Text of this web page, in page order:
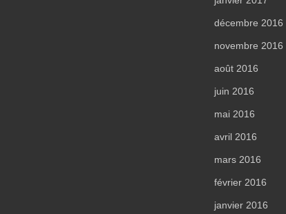
décembre 2016
novembre 2016
août 2016
juin 2016
mai 2016
avril 2016
mars 2016
février 2016
janvier 2016